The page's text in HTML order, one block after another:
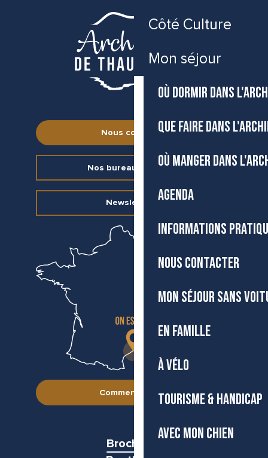
Côté Culture
Mon séjour
OÙ DORMIR DANS
QUE FAIRE DANS
OÙ MANGER DANS
AGENDA
INFORMATIONS
NOUS CONTACTER
MON SÉJOUR SANS
EN FAMILLE
À VÉLO
TOURISME & HANDICAP
AVEC MON CHIEN
Nous contacter
Nos bureaux d’accueil
Newsletter
Comment venir ?
Brochures